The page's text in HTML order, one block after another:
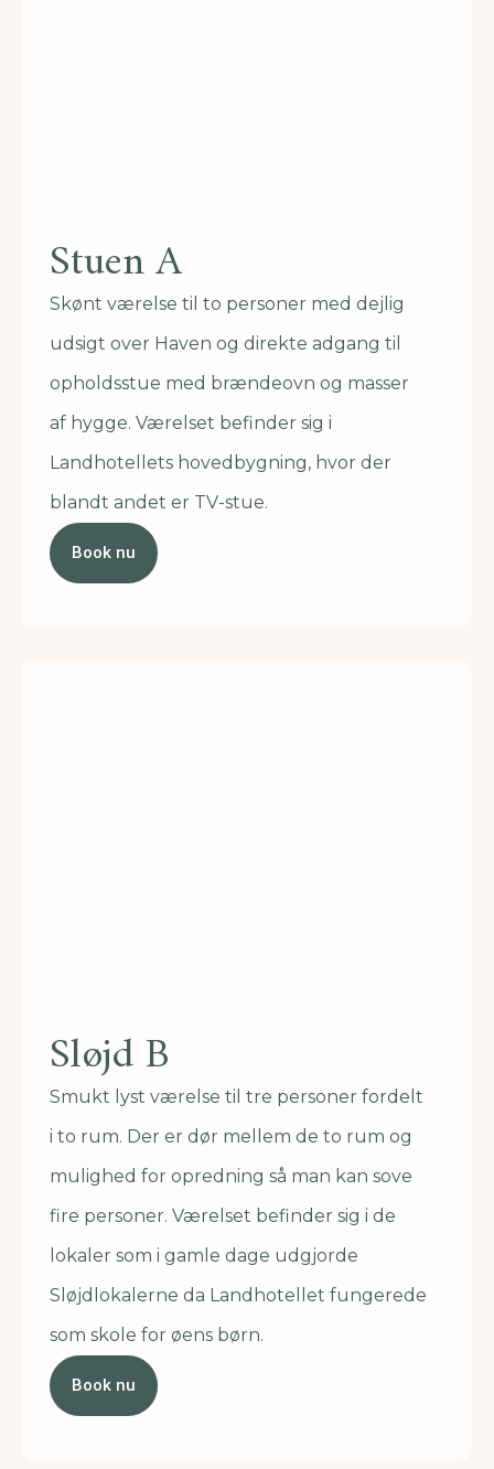
Stuen A
Skønt værelse til to personer med dejlig
udsigt over Haven og direkte adgang til
opholdsstue med brændeovn og masser
af hygge. Værelset befinder sig i
Landhotellets hovedbygning, hvor der
blandt andet er TV-stue.
Book nu
Sløjd B
Smukt lyst værelse til tre personer fordelt
i to rum. Der er dør mellem de to rum og
mulighed for opredning så man kan sove
fire personer. Værelset befinder sig i de
lokaler som i gamle dage udgjorde
Sløjdlokalerne da Landhotellet fungerede
som skole for øens børn.
Book nu